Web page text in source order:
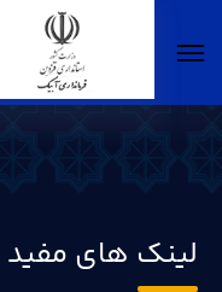
لینک های مفید